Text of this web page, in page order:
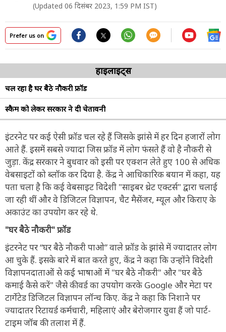
(Updated 06 दिसंबर 2023, 1:59 PM IST)
Prefer us on
हाइलाइट्स
चल रहा है घर बैठे नौकरी फ्रॉड
स्कैम को लेकर सरकार ने दी चेतावनी
इंटरनेट पर कई ऐसी फ्रॉड चल रहे हैं जिसके झांसे में हर दिन हजारों लोग
आते हैं. इसमें सबसे ज्यादा जिस फ्रॉड में लोग फंसते हैं वो है नौकरी से
जुड़ा. केंद्र सरकार ने बुधवार को इसी पर एक्शन लेते हुए 100 से अधिक
वेबसाइटों को ब्लॉक कर दिया है. केंद्र ने आधिकारिक बयान में कहा, यह
पता चला है कि कई वेबसाइट विदेशी "साइबर थ्रेट एक्टर्स" द्वारा चलाई
जा रही थीं और वे डिजिटल विज्ञापन, चैट मैसेंजर, म्यूल और किराए के
अकाउंट का उपयोग कर रहे थे.
"घर बैठे नौकरी" फ्रॉड
इंटरनेट पर “घर बैठे नौकरी पाओ” वाले फ्रॉड के झांसे में ज्यादातर लोग
आ चुके हैं. इसके बारे में बात करते हुए, केंद्र ने कहा कि उन्होंने विदेशी
विज्ञापनदाताओं से कई भाषाओं में "घर बैठे नौकरी" और "घर बैठे
कमाई कैसे करें" जैसे कीवर्ड का उपयोग करके Google और मेटा पर
टार्गेटेड डिजिटल विज्ञापन लॉन्च किए. केंद्र ने कहा कि निशाने पर
ज्यादातर रिटायर्ड कर्मचारी, महिलाएं और बेरोजगार युवा हैं जो पार्ट-
टाइम जॉब की तलाश में हैं.